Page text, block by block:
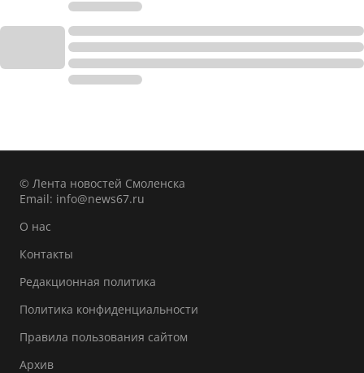
© Лента новостей Смоленска
Email: info@news67.ru
О нас
Контакты
Редакционная политика
Политика конфиденциальности
Правила пользования сайтом
Архив